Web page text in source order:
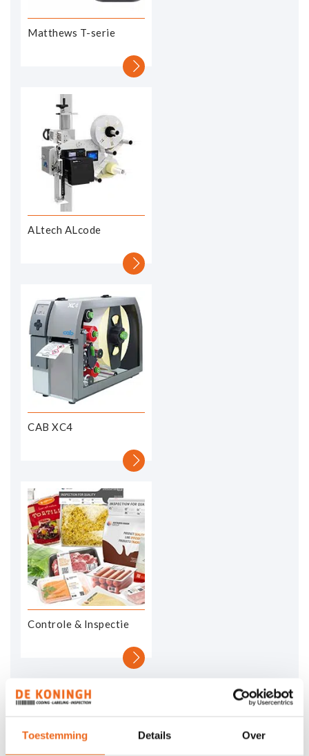
Toestemming Details Over
Matthews T-serie
ALtech ALcode
CAB XC4
Controle & Inspectie
DOWNLOAD